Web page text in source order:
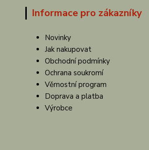
Informace pro zákazníky
Novinky
Jak nakupovat
Obchodní podmínky
Ochrana soukromí
Věrnostní program
Doprava a platba
Výrobce